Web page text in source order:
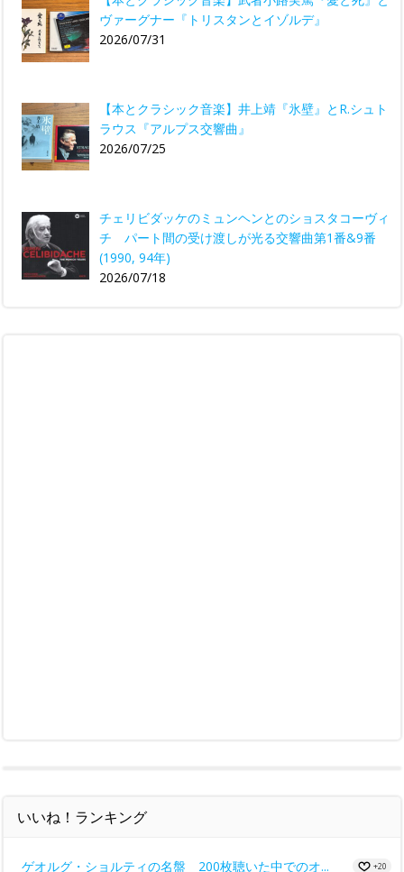
ヴァーグナー『トリスタンとイゾルデ』
2026/07/31
【本とクラシック音楽】井上靖『氷壁』とR.シュト
ラウス『アルプス交響曲』
2026/07/25
チェリビダッケのミュンヘンとのショスタコーヴィ
チ パート間の受け渡しが光る交響曲第1番&9番
(1990, 94年)
2026/07/18
いいね！ランキング
ゲオルグ・ショルティの名盤 200枚聴いた中でのオ... +20